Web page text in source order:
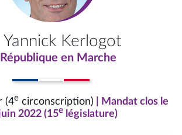
Yannick Kerlogot
République en Marche
(4ecirconscription)
| Mandat clos le
2022 (15e législature)